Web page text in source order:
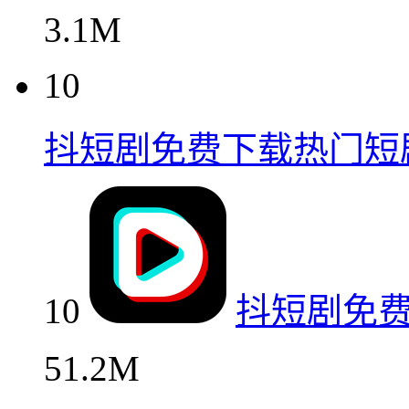
3.1M
10
抖短剧免费下载热门
10
抖短剧免
51.2M